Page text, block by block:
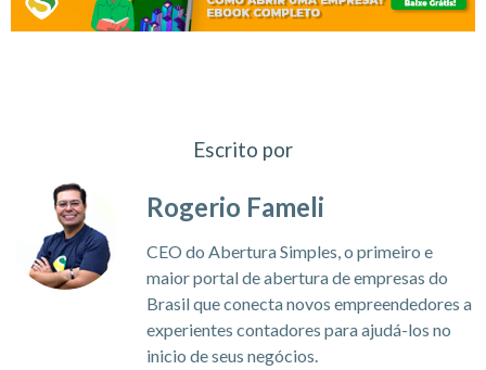
Escrito por
Rogerio Fameli
CEO do Abertura Simples, o primeiro e
maior portal de abertura de empresas do
Brasil que conecta novos empreendedores a
experientes contadores para ajudá-los no
inicio de seus negócios.